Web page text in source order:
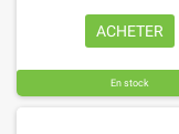
ACHETER
En stock